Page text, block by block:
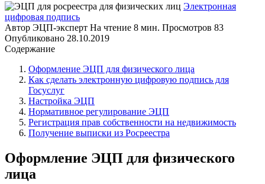
Электронная
цифровая подпись
Автор ЭЦП-эксперт На чтение 8 мин. Просмотров 83
Опубликовано 28.10.2019
Содержание
Оформление ЭЦП для физического лица
Как сделать электронную цифровую подпись для
Госуслуг
Настройка ЭЦП
Нормативное регулирование ЭЦП
Регистрация прав собственности на недвижимость
Получение выписки из Росреестра
Оформление ЭЦП для физического
лица